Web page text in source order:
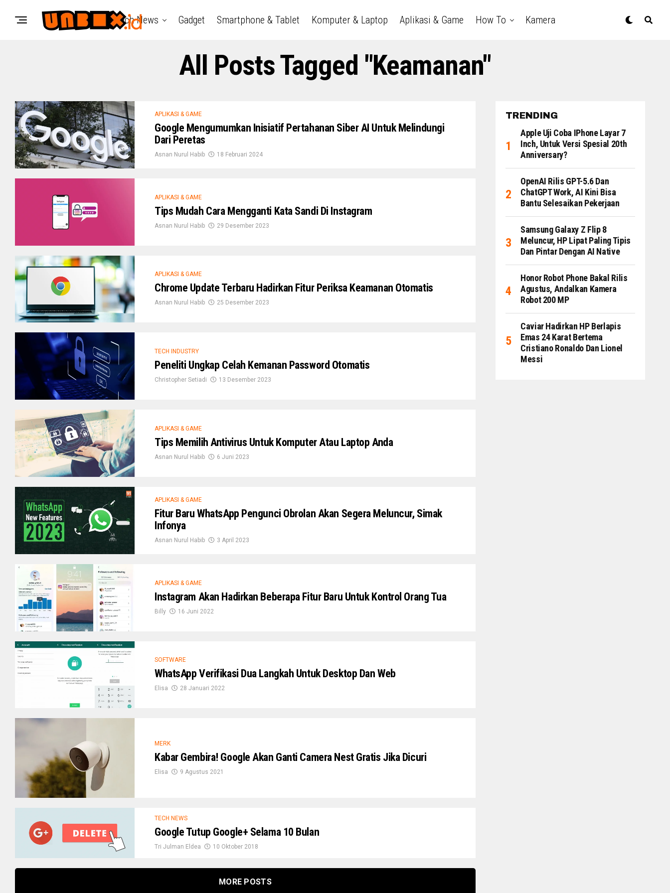
Tech News Gadget Smartphone & Tablet Komputer & Laptop Aplikasi & Game How To Kamera
All Posts Tagged "keamanan"
APLIKASI & GAME
Google Mengumumkan Inisiatif Pertahanan Siber AI Untuk Melindungi
Dari Peretas
Asnan Nurul Habib 18 Februari 2024
APLIKASI & GAME
Tips Mudah Cara Mengganti Kata Sandi Di Instagram
Asnan Nurul Habib 29 Desember 2023
APLIKASI & GAME
Chrome Update Terbaru Hadirkan Fitur Periksa Keamanan Otomatis
Asnan Nurul Habib 25 Desember 2023
TECH INDUSTRY
Peneliti Ungkap Celah Kemanan Password Otomatis
Christopher Setiadi 13 Desember 2023
APLIKASI & GAME
Tips Memilih Antivirus Untuk Komputer Atau Laptop Anda
Asnan Nurul Habib 6 Juni 2023
APLIKASI & GAME
Fitur Baru WhatsApp Pengunci Obrolan Akan Segera Meluncur, Simak
Infonya
Asnan Nurul Habib 3 April 2023
APLIKASI & GAME
Instagram Akan Hadirkan Beberapa Fitur Baru Untuk Kontrol Orang Tua
Billy 16 Juni 2022
SOFTWARE
WhatsApp Verifikasi Dua Langkah Untuk Desktop Dan Web
Elisa 28 Januari 2022
MERK
Kabar Gembira! Google Akan Ganti Camera Nest Gratis Jika Dicuri
Elisa 9 Agustus 2021
TECH NEWS
Google Tutup Google+ Selama 10 Bulan
Tri Julman Eldea 10 Oktober 2018
MORE POSTS
TRENDING
Apple Uji Coba IPhone Layar 7
Inch, Untuk Versi Spesial 20th
Anniversary?
OpenAI Rilis GPT-5.6 Dan
ChatGPT Work, AI Kini Bisa
Bantu Selesaikan Pekerjaan
Samsung Galaxy Z Flip 8
Meluncur, HP Lipat Paling Tipis
Dan Pintar Dengan AI Native
Honor Robot Phone Bakal Rilis
Agustus, Andalkan Kamera
Robot 200 MP
Caviar Hadirkan HP Berlapis
Emas 24 Karat Bertema
Cristiano Ronaldo Dan Lionel
Messi